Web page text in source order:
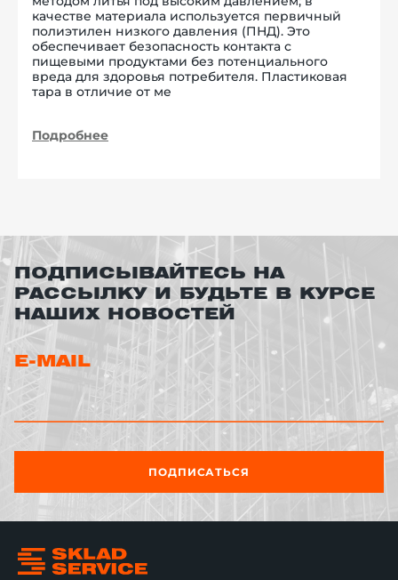
качестве материала используется первичный
полиэтилен низкого давления (ПНД). Это
обеспечивает безопасность контакта с
пищевыми продуктами без потенциального
вреда для здоровья потребителя. Пластиковая
тара в отличие от ме
Подробнее
ПОДПИСЫВАЙТЕСЬ НА
РАССЫЛКУ И БУДЬТЕ В КУРСЕ
НАШИХ НОВОСТЕЙ
E-MAIL
ПОДПИСАТЬСЯ